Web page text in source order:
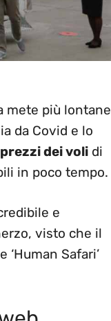
mete più lontane
da Covid e lo
dei voli di
in poco tempo.
e
visto che il
Safari’